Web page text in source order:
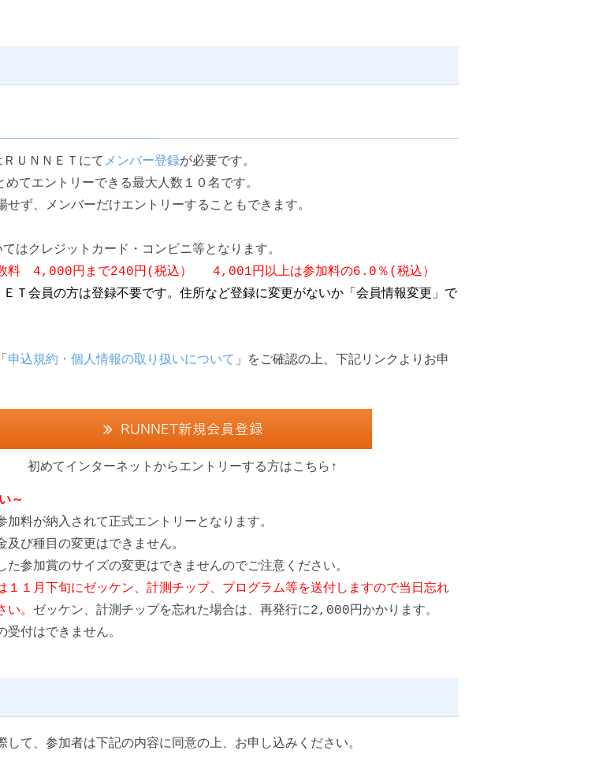
ＵＮＮＥＴにてメンバー登録が必要です。
エントリーできる最大人数１０名です。
ず、メンバーだけエントリーすることもできます。
はクレジットカード・コンビニ等となります。
料 4,000円まで240円(税込） 4,001円以上は参加料の6.0％(税込）
Ｔ会員の方は登録不要です。住所など登録に変更がないか「会員情報変更」で
申込規約・個人情報の取り扱いについて 」をご確認の上、下記リンクよりお申
RUNNET新規会員登録
初めてインターネットからエントリーする方はこちら↑
～
料が納入されて正式エントリーとなります。
び種目の変更はできません。
参加賞のサイズの変更はできませんのでご注意ください。
１１月下旬にゼッケン、計測チップ、プログラム等を送付しますので当日忘れ
。 ゼッケン、計測チップを忘れた場合は、再発行に2,000円かかります。
付はできません。
して、参加者は下記の内容に同意の上、お申し込みください。